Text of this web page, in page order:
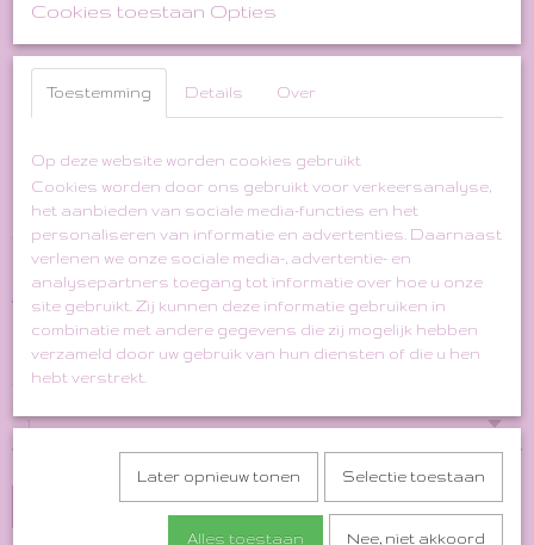
Blye/Grey Woollen "Houtje
Touwtje" Hoodie Coat
€ 59,00 € 29,50 (inclusief btw 21%)
Op voorraad
Aantal
In winkelwagen
Cookies toestaan Opties
Toestemming Details Over
Op deze website worden cookies gebruikt
Cookies worden door ons gebruikt voor verkeersanalyse,
het aanbieden van sociale media-functies en het
personaliseren van informatie en advertenties. Daarnaast
verlenen we onze sociale media-, advertentie- en
analysepartners toegang tot informatie over hoe u onze
site gebruikt. Zij kunnen deze informatie gebruiken in
combinatie met andere gegevens die zij mogelijk hebben
verzameld door uw gebruik van hun diensten of die u hen
hebt verstrekt.
Later opnieuw tonen Selectie toestaan
Alles toestaan Nee, niet akkoord